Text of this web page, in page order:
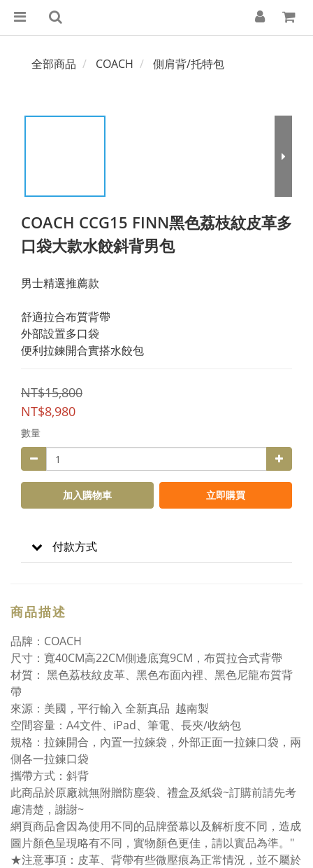
全部商品 COACH 側肩背/托特包
COACH CCG15 FINN黑色荔枝紋皮革多
口袋大款水餃斜背男包
男士精選推薦款
舒適拉合布質背帶
外部設置多口袋
便利拉鍊開合實搭水餃包
NT$15,800
NT$8,980
數量
加入購物車 立即購買
付款方式
商品描述
品牌：COACH
尺寸：寬40CM高22CM側邊底寬9CM，布質拉合式背帶
材質： 黑色荔枝紋皮革、黑色布面內裡、黑色尼龍布質背
帶
來源：美國，平行輸入 全新真品 越南製
空間容量：A4文件、iPad、筆電、長夾/收納包
規格：拉鍊開合，內置一拉鍊袋，外部正面一拉鍊口袋，兩
側各一拉鍊口袋
攜帶方式：斜背
此商品於原廠就無附贈防塵袋、禮盒及紙袋~訂購前請先考
慮清楚，謝謝~
網頁商品會因為使用不同的品牌螢幕以及解析度不同，造成
圖片顏色呈現略有不同，實物顏色更佳，請以實品為準。"
★注意事項：皮革、背帶有些微壓痕為正常情況，並不屬於